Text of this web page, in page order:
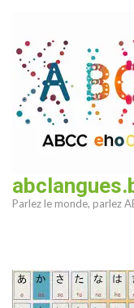
contenu
(Pressez
Entrée)
Parlez le monde, parlez